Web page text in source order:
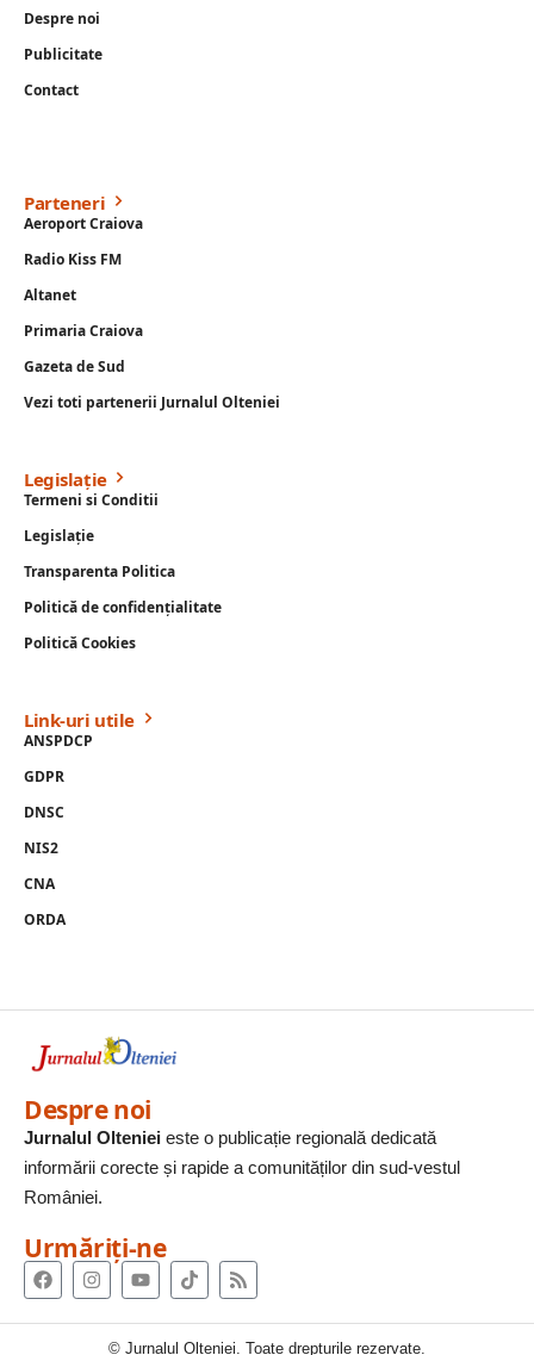
Despre noi
Publicitate
Contact
Parteneri
Aeroport Craiova
Radio Kiss FM
Altanet
Primaria Craiova
Gazeta de Sud
Vezi toti partenerii Jurnalul Olteniei
Legislație
Termeni si Conditii
Legislație
Transparenta Politica
Politică de confidențialitate
Politică Cookies
Link-uri utile
ANSPDCP
GDPR
DNSC
NIS2
CNA
ORDA
Despre noi
Jurnalul Olteniei este o publicație regională dedicată
informării corecte și rapide a comunităților din sud-vestul
României.
Urmăriți-ne
© Jurnalul Olteniei. Toate drepturile rezervate.